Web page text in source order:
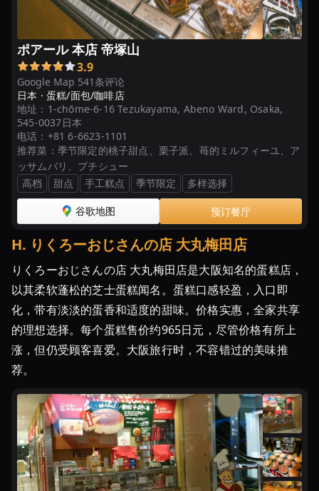
ポアール 本店 帝塚山
Google Map 541条评论
3.9
日本 · 蛋糕/面包/咖啡店
地址： 1-chōme-6-16 Tezukayama, Abeno Ward, Osaka,
545-0037日本
电话： +81 6-6623-1101
推荐菜： 季节限定的桃子甜点、栗子派、苺的ミルフィーユ、ア
ッサムバリ、プチシュー
高档
甜点 手工糕点 季节限定 多样选择
谷歌地图 预订餐厅
H. りくろーおじさんの店 大丸梅田店
りくろーおじさんの店 大丸梅田店是大阪知名的蛋糕店，
以其柔软蓬松的芝士蛋糕闻名。蛋糕口感轻盈，入口即
化，带有淡淡的蛋香和适度的甜味。价格实惠，全家共享
的理想选择。每个蛋糕售价约965日元，尽管价格有所上
涨，但仍受顾客喜爱。大阪旅行时，不容错过的美味推
荐。